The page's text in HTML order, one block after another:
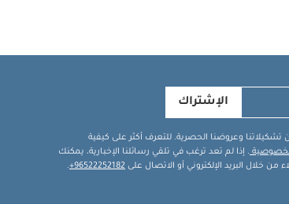
الإشتراك
تشكيلاتنا وعروضنا الحصرية. للتعرف أكثر على كيفية
. إذا لم تعد ترغب في تلقي رسائلنا الإخبارية، يمكنك
خلال البريد الإلكتروني أو الاتصال على 96522252182+
.